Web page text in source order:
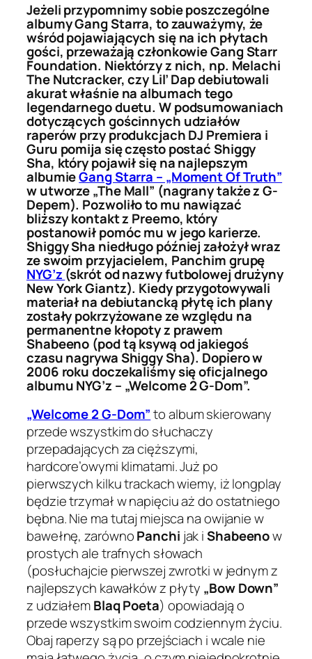
Jeżeli przypomnimy sobie poszczególne
albumy Gang Starra, to zauważymy, że
wśród pojawiających się na ich płytach
gości, przeważają członkowie Gang Starr
Foundation. Niektórzy z nich, np. Melachi
The Nutcracker, czy Lil’ Dap debiutowali
akurat właśnie na albumach tego
legendarnego duetu. W podsumowaniach
dotyczących gościnnych udziałów
raperów przy produkcjach DJ Premiera i
Guru pomija się często postać Shiggy
Sha, który pojawił się na najlepszym
albumieGang Starra – „Moment Of Truth”
w utworze „The Mall” (nagrany także z G-
Depem). Pozwoliło to mu nawiązać
bliższy kontakt z Preemo, który
postanowił pomóc mu w jego karierze.
Shiggy Sha niedługo później założył wraz
ze swoim przyjacielem, Panchim grupę
NYG’z (skrót od nazwy futbolowej drużyny
New York Giantz). Kiedy przygotowywali
materiał na debiutancką płytę ich plany
zostały pokrzyżowane ze względu na
permanentne kłopoty z prawem
Shabeeno (pod tą ksywą od jakiegoś
czasu nagrywa Shiggy Sha). Dopiero w
2006 roku doczekaliśmy się oficjalnego
albumu NYG’z – „Welcome 2 G-Dom”.
„Welcome 2 G-Dom”to album skierowany
przede wszystkim do słuchaczy
przepadających za cięższymi,
hardcore’owymi klimatami. Już po
pierwszych kilku trackach wiemy, iż longplay
będzie trzymał w napięciu aż do ostatniego
bębna. Nie ma tutaj miejsca na owijanie w
bawełnę, zarównoPanchi jak iShabeenow
prostych ale trafnych słowach
(posłuchajcie pierwszej zwrotki w jednym z
najlepszych kawałków z płyty „Bow Down”
z udziałemBlaq Poeta) opowiadają o
przede wszystkim swoim codziennym życiu.
Obaj raperzy są po przejściach i wcale nie